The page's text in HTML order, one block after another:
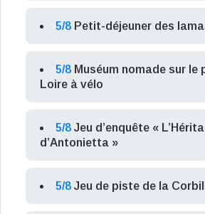
5/8 Petit-déjeuner des
5/8 Muséum nomade sur le
Loire à vélo
5/8 Jeu d’enquête «
d’Antonietta »
5/8 Jeu de piste de la